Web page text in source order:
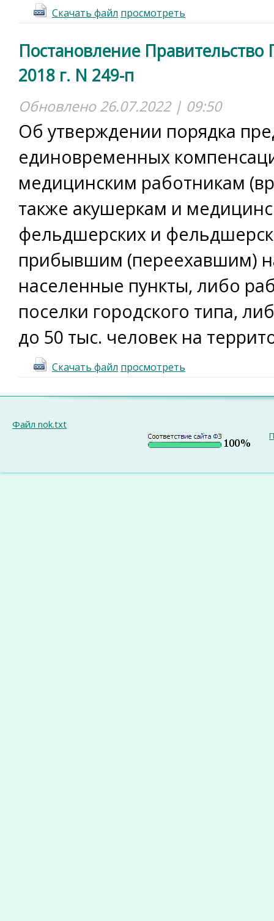
Скачать файл просмотреть
Постановление Правительство
2018 г. N 249-п
Обновлено 26.07.2022 | 09:50
Об утверждении порядка
единовременных
медицинским работникам
также акушеркам и
фельдшерских и
прибывшим (переехавшим)
населенные пункты, либо
поселки городского типа,
до 50 тыс. человек на
Скачать файл просмотреть
Файл nok.txt